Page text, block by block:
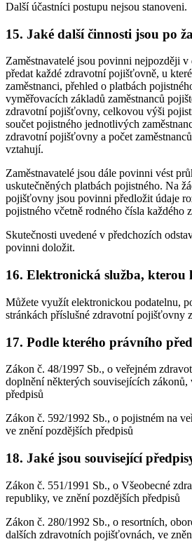
Další účastníci postupu nejsou stanoveni.
15. Jaké další činnosti jsou po
Zaměstnavatelé jsou povinni nejpozději v
předat každé zdravotní pojišťovně, u
zaměstnanci, přehled o platbách
vyměřovacích základů zaměstnanců
zdravotní pojišťovny, celkovou výši
součet pojistného jednotlivých
zdravotní pojišťovny a počet
vztahují.
Zaměstnavatelé jsou dále povinni vést
uskutečněných platbách pojistného. Na
pojišťovny jsou povinni předložit údaje
pojistného včetně rodného čísla každého
Skutečnosti uvedené v předchozích
povinni doložit.
16. Elektronická služba, kterou
Můžete využít elektronickou podatelnu,
stránkách příslušné zdravotní pojišťovny
17. Podle kterého právního
Zákon č. 48/1997 Sb., o veřejném
doplnění některých souvisejících zákonů,
předpisů
Zákon č. 592/1992 Sb., o pojistném na
ve znění pozdějších předpisů
18. Jaké jsou související
Zákon č. 551/1991 Sb., o Všeobecné
republiky, ve znění pozdějších předpisů
Zákon č. 280/1992 Sb., o resortních,
dalších zdravotních pojišťovnách, ve